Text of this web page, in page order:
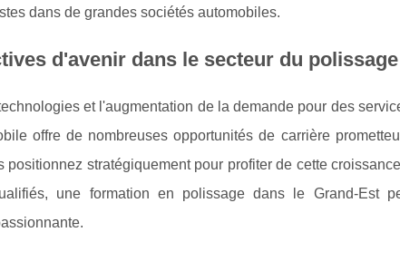
dans de grandes sociétés automobiles.
d'avenir dans le secteur du
et l'augmentation de la demande pour des
offre de nombreuses opportunités de carrière
positionnez stratégiquement pour profiter de cette
une formation en polissage dans le Grand-Est